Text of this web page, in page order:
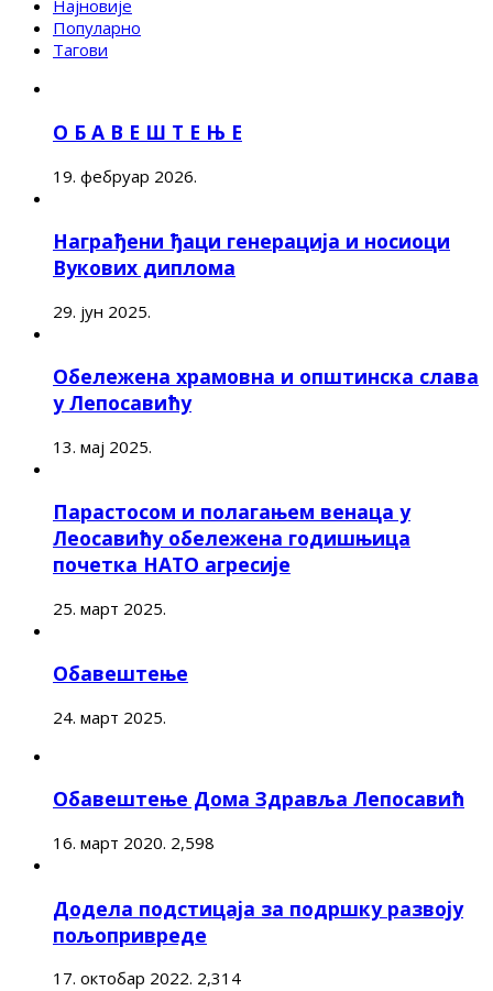
Најновије
Популарно
Тагови
О Б А В Е Ш Т Е Њ Е
19. фебруар 2026.
Награђени ђаци генерација и носиоци
Вукових диплома
29. јун 2025.
Обележена храмовна и општинска слава
у Лепосавићу
13. мај 2025.
Парастосом и полагањем венаца у
Леосавићу обележена годишњица
почетка НАТО агресије
25. март 2025.
Обавештење
24. март 2025.
Обавештење Дома Здравља Лепосавић
16. март 2020. 2,598
Додела подстицаја за подршку развоју
пољопривреде
17. октобар 2022. 2,314